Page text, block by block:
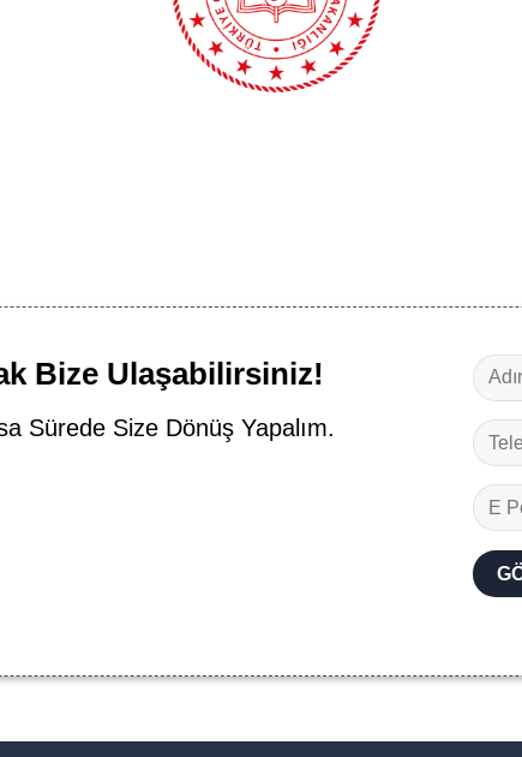
Bize Ulaşabilirsiniz!
Sürede Size Dönüş Yapalım.